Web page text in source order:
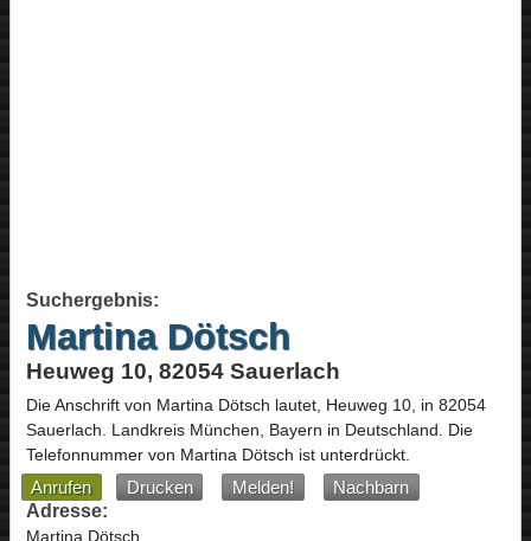
Suchergebnis:
Martina Dötsch
Heuweg 10, 82054 Sauerlach
Die Anschrift von Martina Dötsch lautet, Heuweg 10, in 82054
Sauerlach. Landkreis München, Bayern in Deutschland. Die
Telefonnummer von Martina Dötsch ist unterdrückt.
Anrufen Drucken Melden!
Nachbarn
Adresse:
Martina Dötsch